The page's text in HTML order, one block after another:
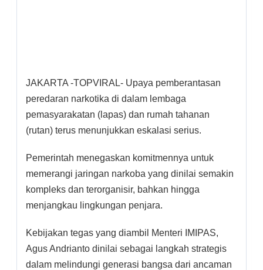
JAKARTA -TOPVIRAL- Upaya pemberantasan
peredaran narkotika di dalam lembaga
pemasyarakatan (lapas) dan rumah tahanan
(rutan) terus menunjukkan eskalasi serius.
Pemerintah menegaskan komitmennya untuk
memerangi jaringan narkoba yang dinilai semakin
kompleks dan terorganisir, bahkan hingga
menjangkau lingkungan penjara.
Kebijakan tegas yang diambil Menteri IMIPAS,
Agus Andrianto dinilai sebagai langkah strategis
dalam melindungi generasi bangsa dari ancaman